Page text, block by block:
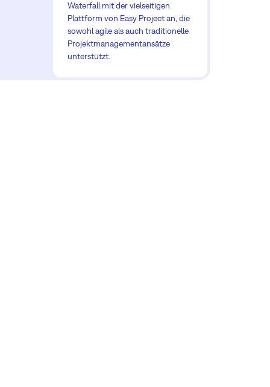
Waterfall mit der vielseitigen
Plattform von Easy Project an, die
sowohl agile als auch traditionelle
Projektmanagementansätze
unterstützt.